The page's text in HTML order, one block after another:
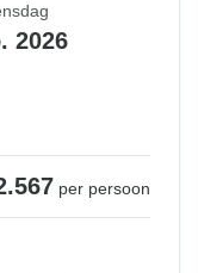
2026
per persoon